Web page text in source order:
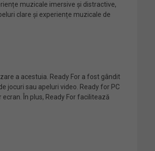
muzicale imersive și distractive,
clare și experiențe muzicale de
a acestuia. Ready For a fost gândit
jocuri sau apeluri video. Ready for PC
În plus, Ready For facilitează